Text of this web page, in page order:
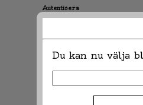
Autentisera
Du kan nu välja